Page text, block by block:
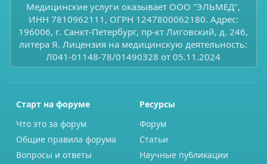
Медицинские услуги оказывает ООО "ЭЛЬМЕД",
ИНН 7810962111, ОГРН 1247800062180. Адрес:
196006, г. Санкт-Петербург, пр-кт Лиговский, д. 246,
литера Я. Лицензия на медицинскую деятельность:
Л041-01148-78/01490328 от 05.11.2024
Старт на форуме
Что это за форум
Общие правила форума
Вопросы и ответы
Ресурсы
Форум
Статьи
Научные публикации